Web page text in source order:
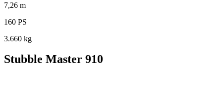
7,26 m
160 PS
3.660 kg
Stubble Master 910